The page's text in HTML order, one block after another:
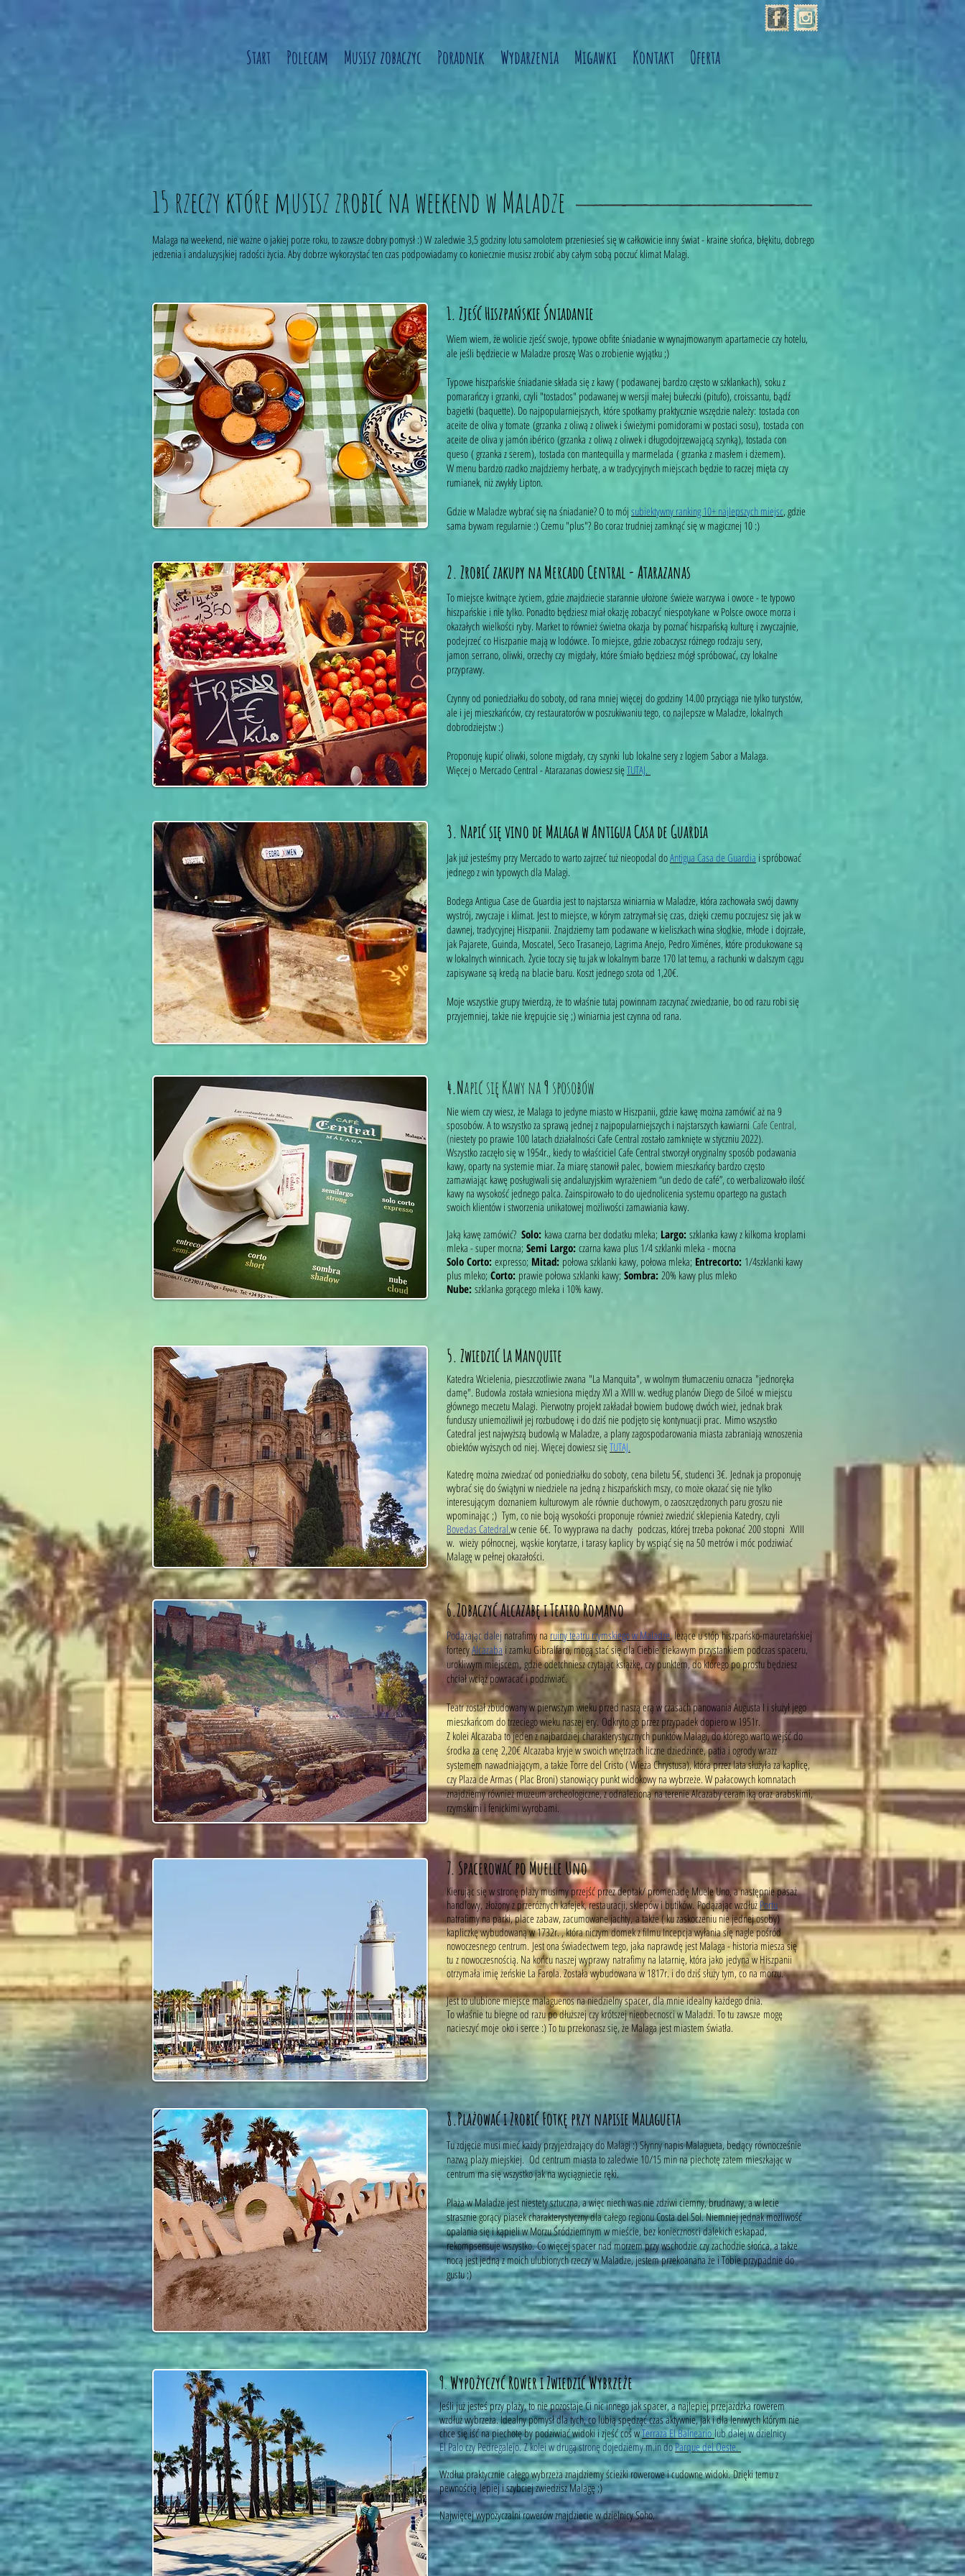
Start Polecam Musisz zobaczyc Poradnik Wydarzenia Migawki Kontakt Oferta
15 rzeczy które musisz zrobić na weekend w Maladze
Malaga na weekend, nie ważne o jakiej porze roku, to zawsze dobry pomysł :) W zaledwie 3,5 godziny lotu samolotem przeniesieś się w całkowicie inny świat - kraine słońca, błękitu, dobrego
jedzenia i andaluzysjkiej radości życia. Aby dobrze wykorzystać ten czas podpowiadamy co koniecznie musisz zrobić aby całym sobą poczuć klimat Malagi.
1. Zjeść Hiszpańskie Śniadanie
Wiem wiem, że wolicie zjeść swoje, typowe obfite śniadanie w wynajmowanym apartamecie czy hotelu,
ale jeśli będziecie w Maladze proszę Was o zrobienie wyjątku ;)
Typowe hiszpańskie śniadanie składa się z kawy ( podawanej bardzo często w szklankach), soku z
pomarańczy i grzanki, czyli "tostados" podawanej w wersji małej bułeczki (pitufo), croissantu, bądź
bagietki (baquette). Do najpopularniejszych, które spotkamy praktycznie wszędzie należy: tostada con
aceite de oliva y tomate (grzanka z oliwą z oliwek i świeżymi pomidorami w postaci sosu), tostada con
aceite de oliva y jamón ibérico (grzanka z oliwą z oliwek i długodojrzewającą szynką), tostada con
queso ( grzanka z serem), tostada con mantequilla y marmelada ( grzanka z masłem i dżemem).
W menu bardzo rzadko znajdziemy herbatę, a w tradycyjnych miejscach będzie to raczej mięta czy
rumianek, niż zwykły Lipton.
Gdzie w Maladze wybrać się na śniadanie? O to mój subiektywny ranking 10+ najlepszych miejsc, gdzie
sama bywam regularnie :) Czemu "plus"? Bo coraz trudniej zamknąć się w magicznej 10 :)
2. Zrobić zakupy na Mercado Central - Atarazanas
To miejsce kwitnące życiem, gdzie znajdziecie starannie ułożone świeże warzywa i owoce - te typowo
hiszpańskie i nie tylko. Ponadto będziesz miał okazję zobaczyć niespotykane w Polsce owoce morza i
okazałych wielkości ryby. Market to również świetna okazja by poznać hiszpańską kulturę i zwyczajnie,
podejrzeć co Hiszpanie mają w lodówce. To miejsce, gdzie zobaczysz różnego rodzaju sery,
jamon serrano, oliwki, orzechy czy migdały, które śmiało będziesz mógł spróbować, czy lokalne
przyprawy.
Czynny od poniedziałku do soboty, od rana mniej więcej do godziny 14.00 przyciąga nie tylko turystów,
ale i jej mieszkańców, czy restauratorów w poszukiwaniu tego, co najlepsze w Maladze, lokalnych
dobrodziejstw :)
Proponuję kupić oliwki, solone migdały, czy szynki lub lokalne sery z logiem Sabor a Malaga.
Więcej o Mercado Central - Atarazanas dowiesz sięTUTAJ.
3. Napić się vino de Malaga w Antigua Casa de Guardia
Jak już jesteśmy przy Mercado to warto zajrzeć tuż nieopodal doAntigua Casa de Guardia i spróbować
jednego z win typowych dla Malagi.
Bodega Antigua Case de Guardia jest to najstarsza winiarnia w Maladze, która zachowała swój dawny
wystrój, zwyczaje i klimat. Jest to miejsce, w kórym zatrzymał się czas, dzięki czemu poczujesz się jak w
dawnej, tradycyjnej Hiszpanii. Znajdziemy tam podawane w kieliszkach wina słodkie, młode i dojrzałe,
jak Pajarete, Guinda, Moscatel, Seco Trasanejo, Lagrima Anejo, Pedro Ximénes, które produkowane są
w lokalnych winnicach. Życie toczy się tu jak w lokalnym barze 170 lat temu, a rachunki w dalszym cągu
zapisywane są kredą na blacie baru. Koszt jednego szota od 1,20€.
Moje wszystkie grupy twierdzą, że to właśnie tutaj powinnam zaczynać zwiedzanie, bo od razu robi się
przyjemniej, także nie krępujcie się ;) winiarnia jest czynna od rana.
4.Napić się Kawy na9 sposobów
Nie wiem czy wiesz, że Malaga to jedyne miasto w Hiszpanii, gdzie kawę można zamówić aż na 9
sposobów. A to wszystko za sprawą jednej z najpopularniejszych i najstarszych kawiarni Cafe Central,
(niestety po prawie 100 latach działalności Cafe Central zostało zamknięte w styczniu 2022).
Wszystko zaczęło się w 1954r., kiedy to właściciel Cafe Central stworzył oryginalny sposób podawania
kawy, oparty na systemie miar. Za miarę stanowił palec, bowiem mieszkańcy bardzo często
zamawiając kawę posługiwali się andaluzyjskim wyrażeniem “un dedo de café”, co werbalizowało ilość
kawy na wysokość jednego palca. Zainspirowało to do ujednolicenia systemu opartego na gustach
swoich klientów i stworzenia unikatowej możliwości zamawiania kawy.
Jaką kawę zamówić? Solo: kawa czarna bez dodatku mleka; Largo: szklanka kawy z kilkoma kroplami
mleka - super mocna; Semi Largo: czarna kawa plus 1/4 szklanki mleka - mocna
Solo Corto: expresso; Mitad: połowa szklanki kawy, połowa mleka; Entrecorto: 1/4szklanki kawy
plus mleko; Corto: prawie połowa szklanki kawy; Sombra: 20% kawy plus mleko
Nube: szklanka gorącego mleka i 10% kawy.
5​. Zwiedzić La Manquite
Katedra Wcielenia, pieszczotliwie zwana "La Manquita", w wolnym tłumaczeniu oznacza "jednoręka
damę". Budowla została wzniesiona między XVI a XVIII w. według planów Diego de Siloé w miejscu
głównego meczetu Malagi. Pierwotny projekt zakładał bowiem budowę dwóch wież, jednak brak
funduszy uniemożliwił jej rozbudowę i do dziś nie podjęto się kontynuacji prac. Mimo wszystko
Catedral jest najwyższą budowlą w Maladze, a plany zagospodarowania miasta zabraniają wznoszenia
obiektów wyższych od niej. Więcej dowiesz sięTUTAJ.
Katedrę można zwiedzać od poniedziałku do soboty, cena biletu 5€, studenci 3€. Jednak ja proponuję
wybrać się do świątyni w niedziele na jedną z hiszpańskich mszy, co może okazać się nie tylko
interesującym doznaniem kulturowym ale równie duchowym, o zaoszczędzonych paru groszu nie
wpominając ;) Tym, co nie boją wysokości proponuje również zwiedzić sklepienia Katedry, czyli
Bovedas Catedral.w cenie 6€. To wyyprawa na dachy podczas, której trzeba pokonać 200 stopni XVIII
w. wieży północnej, wąskie korytarze, i tarasy kaplicy by wspiąć się na 50 metrów i móc podziwiać
Malagę w pełnej okazałości.
6.Zobaczyć Alcazabę i Teatro Romano
Podążając dalej natrafimy na ruiny teatru rzymskiego w Maladze, leżące u stóp hiszpańsko-mauretańskiej
fortecyAlcazaba i zamku Gibralfaro, mogą stać się dla Ciebie ciekawym przystankiem podczas spaceru,
urokliwym miejscem, gdzie odetchniesz czytając książkę, czy punktem, do którego po prostu będziesz
chciał wciąż powracać i podziwiać.
Teatr został zbudowany w pierwszym wieku przed naszą erą w czasach panowania Augusta I i służył jego
mieszkańcom do trzeciego wieku naszej ery. Odkryto go przez przypadek dopiero w 1951r.
Z kolei Alcazaba to jeden z najbardziej charakterystycznych punktów Malagi, do którego warto wejść do
środka za cenę 2,20€ Alcazaba kryje w swoich wnętrzach liczne dziedzince, patia i ogrody wrazz
systemem nawadniającym, a także Torre del Cristo ( Wieża Chrystusa), która przez lata służyła za kaplicę,
czy Plaza de Armas ( Plac Broni) stanowiący punkt widokowy na wybrzeże. W pałacowych komnatach
znajdziemy również muzeum archeologiczne, z odnalezioną na terenie Alcazaby ceramiką oraz arabskimi,
rzymskimi i fenickimi wyrobami.
7. Spacerować po Muelle Uno
Kierując się w stronę plaży musimy przejść przez deptak/ promenadę Muele Uno, a następnie pasaż
handlowy, złożony z przeróżnych kafejek, restauracji, sklepów i butików. Podążając wzdłuż Portu
natrafimy na parki, place zabaw, zacumowane jachty, a także ( ku zaskoczeniu nie jednej osoby)
kapliczkę wybudowaną w 1732r. , która niczym domek z filmu Incepcja wyłania się nagle pośród
nowoczesnego centrum. Jest ona świadectwem tego, jaka naprawdę jest Malaga - historia miesza się
tu z nowoczesnością. Na końcu naszej wyprawy natrafimy na latarnię, która jako jedyna w Hiszpanii
otrzymała imię żeńskie La Farola. Została wybudowana w 1817r. i do dziś służy tym, co na morzu.
Jest to ulubione miejsce malaguenos na niedzielny spacer, dla mnie idealny każdego dnia.
To właśnie tu biegne od razu po dłuższej czy krótszej nieobecnosci w Maladzi. To tu zawsze mogę
nacieszyć moje oko i serce :) To tu przekonasz się, że Malaga jest miastem światła.
8.Plażować i Zrobić Fotkę przy napisie Malagueta
Tu zdjęcie musi mieć każdy przyjeżdzający do Malagi :) Słynny napis Malagueta, bedący równocześnie
nazwą plaży miejskiej. Od centrum miasta to zaledwie 10/15 min na piechotę zatem mieszkając w
centrum ma się wszystko jak na wyciągniecie ręki.
Plaża w Maladze jest niestety sztuczna, a więc niech was nie zdziwi ciemny, brudnawy, a w lecie
strasznie gorący piasek charakterystyczny dla całego regionu Costa del Sol. Niemniej jednak możliwość
opalania się i kąpieli w Morzu Śródziemnym w mieście, bez koniecznosci dalekich eskapad,
rekompsensuje wszystko. Co więcej spacer nad morzem przy wschodzie czy zachodzie słońca, a także
nocą jest jedną z moich ulubionych rzeczy w Maladze, jestem przekoanana że i Tobie przypadnie do
gustu ;)
9.Wypożyczyć Rower i Zwiedzić Wybrzeże
Jeśli już jesteś przy plaży, to nie pozostaje Ci nic innego jak spacer, a najlepiej przejażdzka rowerem
wzdłuż wybrzeża. Idealny pomysł dla tych, co lubią spędząć czas aktywnie, jak i dla leniwych którym nie
chce się iść na piechotę by podziwiać widoki i zjeść coś wTerraza El Balneario lub dalej w dzielnicy
El Palo czy Pedregalejo. Z kolei w drugą stronę dojedziemy m.in doParque del Oeste.
Wzdłuż praktycznie całego wybrzeża znajdziemy ścieżki rowerowe i cudowne widoki. Dzięki temu z
pewnością lepiej i szybciej zwiedzisz Malagę ;)
Najwięcej wypożyczalni rowerów znajdziecie w dzielnicy Soho.